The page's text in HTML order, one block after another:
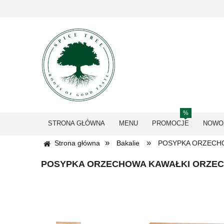
STRONA GŁÓWNA MENU PROMOCJE
Strona główna » Bakalie » POSYPKA
POSYPKA ORZECHOWA KAWAŁKI